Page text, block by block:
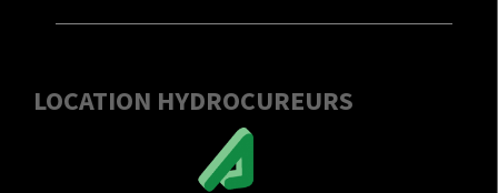
LOCATION HYDROCUREURS